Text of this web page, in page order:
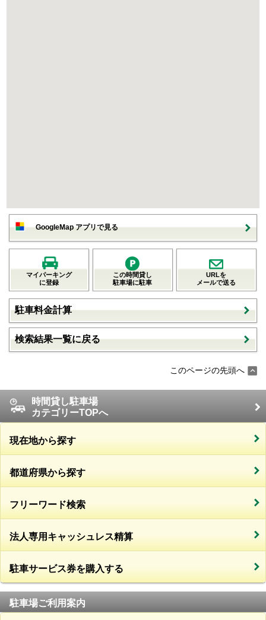
GoogleMap アプリで見る
マイパーキング
に登録
この時間貸し
駐車場に駐車
URLを
メールで送る
駐車料金計算
検索結果一覧に戻る
このページの先頭へ
時間貸し駐車場
カテゴリーTOPへ
現在地から探す
都道府県から探す
フリーワード検索
法人専用キャッシュレス精算
駐車サービス券を購入する
駐車場ご利用案内